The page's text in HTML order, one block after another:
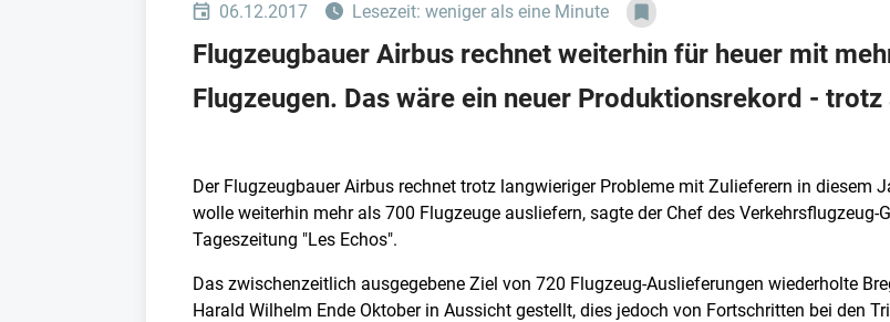
06.12.2017 Lesezeit: weniger als eine Minute
Flugzeugbauer Airbus rechnet weiterhin für heuer mit
Flugzeugen. Das wäre ein neuer Produktionsrekord -
Der Flugzeugbauer Airbus rechnet trotz langwieriger Probleme mit Zulieferern in diesem
wolle weiterhin mehr als 700 Flugzeuge ausliefern, sagte der Chef des Verkehrsflugzeug-
Tageszeitung "Les Echos".
Das zwischenzeitlich ausgegebene Ziel von 720 Flugzeug-Auslieferungen wiederholte
Harald Wilhelm Ende Oktober in Aussicht gestellt, dies jedoch von Fortschritten bei den